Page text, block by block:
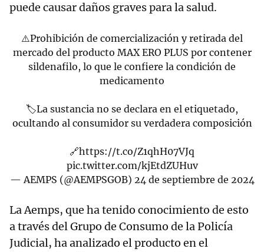
puede causar daños graves para la salud.
⚠️Prohibición de comercialización y retirada del
mercado del producto MAX ERO PLUS por contener
sildenafilo, lo que le confiere la condición de
medicamento
🏷️La sustancia no se declara en el etiquetado,
ocultando al consumidor su verdadera composición
🔗https://t.co/Z1qhH07VJq
pic.twitter.com/kjEtdZUHuv
— AEMPS (@AEMPSGOB) 24 de septiembre de 2024
La Aemps, que ha tenido conocimiento de esto
a través del Grupo de Consumo de la Policía
Judicial, ha analizado el producto en el